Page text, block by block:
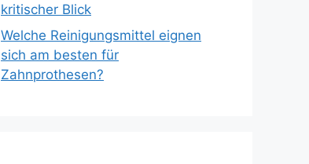
kritischer Blick
Welche Reinigungsmittel eignen
sich am besten für
Zahnprothesen?